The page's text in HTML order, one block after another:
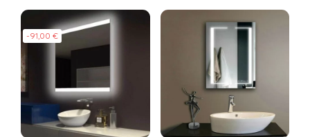
-91,00 €